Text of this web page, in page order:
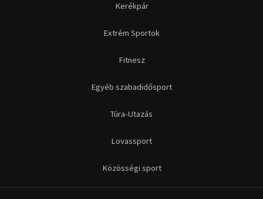
Kerékpár
Extrém Sportok
Fitnesz
Egyéb szabadidősport
Túra-Utazás
Lovassport
Közösségi sport